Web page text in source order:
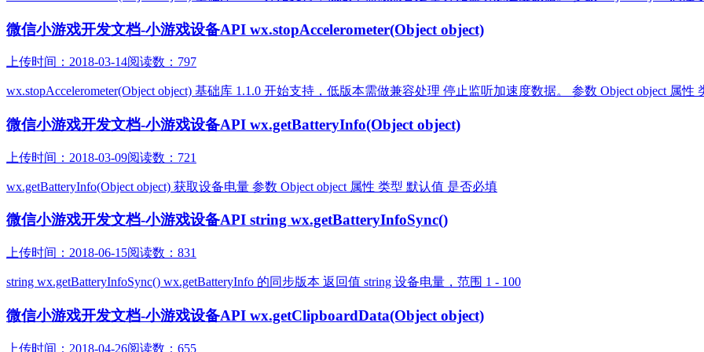
微信小游戏开发文档-小游戏设备API wx.stopAccelerometer(Object object)
上传时间：2018-03-14阅读数：797
wx.stopAccelerometer(Object object) 基础库 1.1.0 开始支持，低版本需做兼容处理 停止监听加速度数据。 参数 Object object 属性
微信小游戏开发文档-小游戏设备API wx.getBatteryInfo(Object object)
上传时间：2018-03-09阅读数：721
wx.getBatteryInfo(Object object) 获取设备电量 参数 Object object 属性 类型 默认值 是否必填
微信小游戏开发文档-小游戏设备API string wx.getBatteryInfoSync()
上传时间：2018-06-15阅读数：831
string wx.getBatteryInfoSync() wx.getBatteryInfo 的同步版本 返回值 string 设备电量，范围 1 - 100
微信小游戏开发文档-小游戏设备API wx.getClipboardData(Object object)
上传时间：2018-04-26阅读数：655